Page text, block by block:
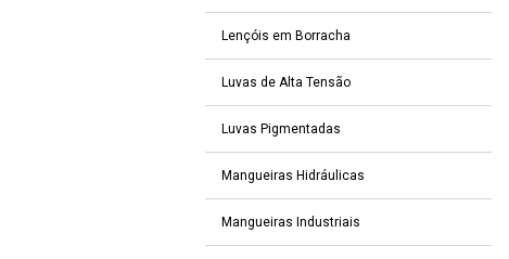
Lençóis em Borracha
Luvas de Alta Tensão
Luvas Pigmentadas
Mangueiras Hidráulicas
Mangueiras Industriais